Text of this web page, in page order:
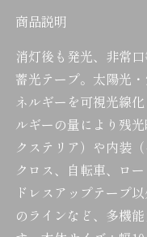
商品説明
消灯後も発光、非常
蓄光テープ。太陽光
ネルギーを可視光線
ルギーの量により残
クステリア）や内装
クロス、自転車、ロ
ドレスアップテープ
のラインなど、多機